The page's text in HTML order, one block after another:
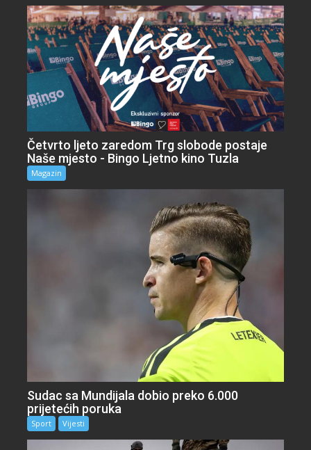
Četvrto ljeto zaredom Trg slobode postaje
Naše mjesto - Bingo Ljetno kino Tuzla
Magazin
Sudac sa Mundijala dobio preko 6.000
prijetećih poruka
Sport Vijesti